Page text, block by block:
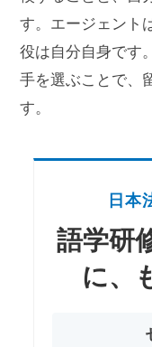
す。エージェント
役は自分自身です
手を選ぶことで、
す。
日本
語学研
に、